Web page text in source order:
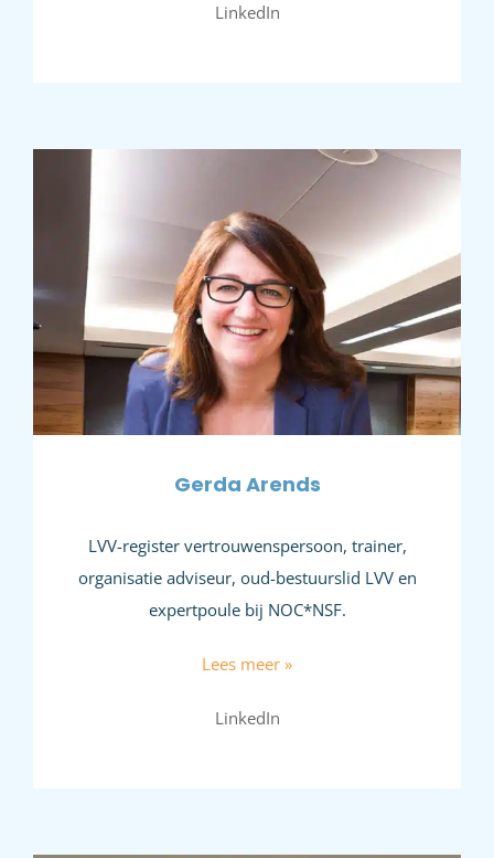
LinkedIn
Gerda Arends
LVV-register vertrouwenspersoon, trainer,
organisatie adviseur, oud-bestuurslid LVV en
expertpoule bij NOC*NSF.
Lees meer »
LinkedIn